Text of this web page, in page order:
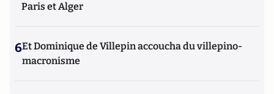
Paris et Alger
6Et Dominique de Villepin accoucha du villepino-
macronisme